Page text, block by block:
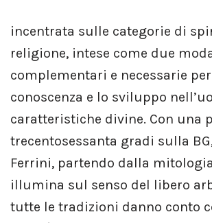
incentrata sulle categorie di
religione, intese come due
complementari e necessarie
conoscenza e lo sviluppo
caratteristiche divine. Con una
trecentosessanta gradi sulla
Ferrini, partendo dalla
illumina sul senso del libero
tutte le tradizioni danno conto